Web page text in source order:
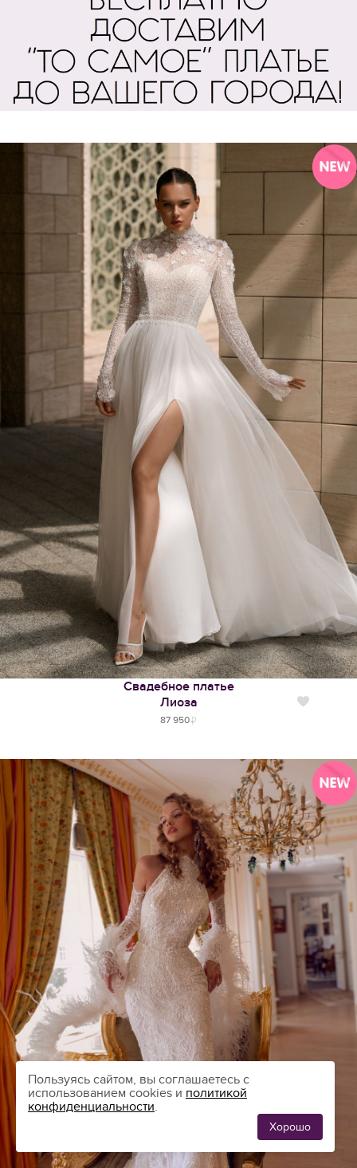
Свадебное платье
Лиоза
87 950
Пользуясь сайтом, вы соглашаетесь с
использованием cookies и политикой
конфиденциальности.
Хорошо